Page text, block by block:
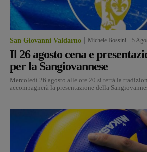
San Giovanni Valdarno Michele Bossini 5
Il 26 agosto cena e
per la Sangiovannese
Mercoledì 26 agosto alle ore 20 si terrà la
accompagnerà la presentazione della